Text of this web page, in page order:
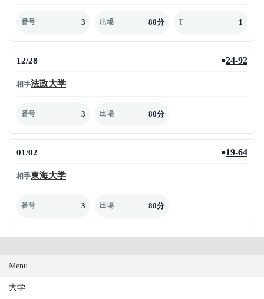
番号 3 出場 80分 T 1
12/28 ●24-92
相手法政大学
番号 3 出場 80分
01/02 ●19-64
相手東海大学
番号 3 出場 80分
Menu
大学